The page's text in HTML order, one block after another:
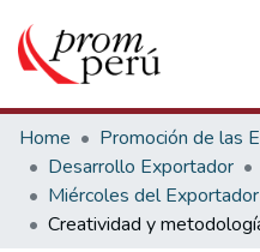
Communities & Collections
All of DSpace
Statistics
Estadísticas Externas
Home
Desarrollo Exportador
Miércoles del Exportador